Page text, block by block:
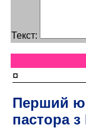
Текст:
¤
Перший
пастора з